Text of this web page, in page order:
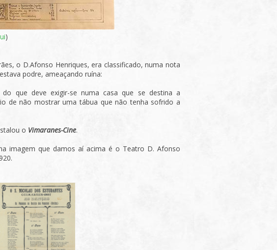
)
o D.Afonso Henriques, era classificado, numa nota
podre, ameaçando ruína:
que deve exigir-se numa casa que se destina a
de não mostrar uma tábua que não tenha sofrido a
o Vimaranes-Cine.
imagem que damos aí acima é o Teatro D. Afonso